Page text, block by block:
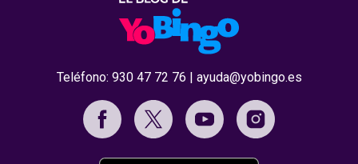
Teléfono: 930 47 72 76 | ayuda@yobingo.es